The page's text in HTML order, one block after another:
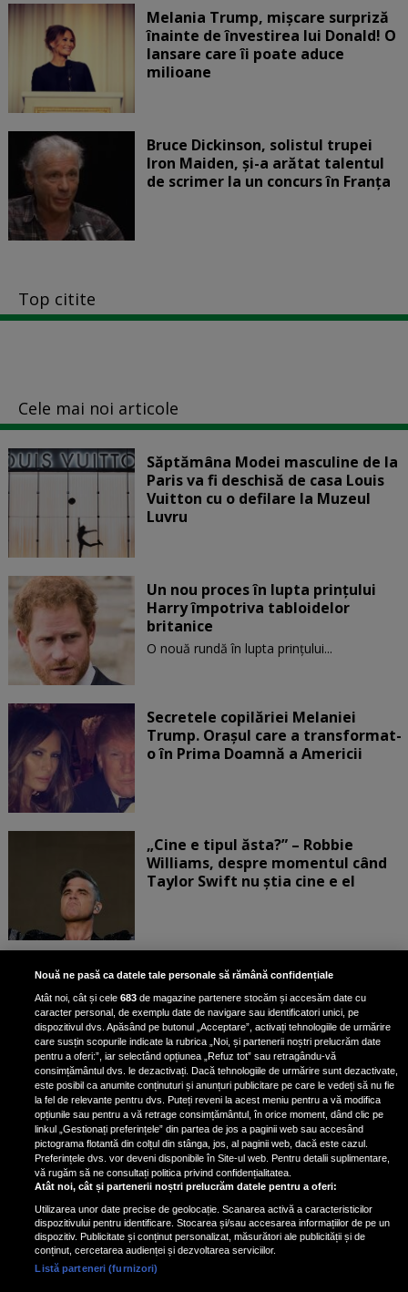
Melania Trump, mișcare surpriză
înainte de învestirea lui Donald! O
lansare care îi poate aduce
milioane
Bruce Dickinson, solistul trupei
Iron Maiden, şi-a arătat talentul
de scrimer la un concurs în Franţa
Top citite
Cele mai noi articole
Săptămâna Modei masculine de la
Paris va fi deschisă de casa Louis
Vuitton cu o defilare la Muzeul
Luvru
Un nou proces în lupta prinţului
Harry împotriva tabloidelor
britanice
O nouă rundă în lupta prinţului...
Secretele copilăriei Melaniei
Trump. Orașul care a transformat-
o în Prima Doamnă a Americii
„Cine e tipul ăsta?” – Robbie
Williams, despre momentul când
Taylor Swift nu știa cine e el
Bruce Dickinson, solistul trupei
Iron Maiden, şi-a arătat talentul
de scrimer la un concurs în Franţa
Nicki Minaj, acuzată de agresiune
de fostul manager: Detalii șocante
din proces
Nicki Minaj le-a lăudat pe...
Nouă ne pasă ca datele tale personale să rămână confidențiale
Atât noi, cât și cele683 de magazine partenere stocăm și accesăm date cu
caracter personal, de exemplu date de navigare sau identificatori unici, pe
dispozitivul dvs. Apăsând pe butonul „Acceptare”, activați tehnologiile de urmărire
care susțin scopurile indicate la rubrica „Noi, și partenerii noștri prelucrăm date
pentru a oferi:”, iar selectând opțiunea „Refuz tot” sau retragându-vă
consimțământul dvs. le dezactivați. Dacă tehnologiile de urmărire sunt dezactivate,
este posibil ca anumite conținuturi și anunțuri publicitare pe care le vedeți să nu fie
la fel de relevante pentru dvs. Puteți reveni la acest meniu pentru a vă modifica
opțiunile sau pentru a vă retrage consimțământul, în orice moment, dând clic pe
linkul „Gestionați preferințele” din partea de jos a paginii web sau accesând
pictograma flotantă din colțul din stânga, jos, al paginii web, dacă este cazul.
Preferințele dvs. vor deveni disponibile în Site-ul web. Pentru detalii suplimentare,
vă rugăm să ne consultați politica privind confidențialitatea.
Atât noi, cât și partenerii noștri prelucrăm datele pentru a oferi:
Utilizarea unor date precise de geolocație. Scanarea activă a caracteristicilor
dispozitivului pentru identificare. Stocarea și/sau accesarea informațiilor de pe un
dispozitiv. Publicitate și conținut personalizat, măsurători ale publicității și de
conținut, cercetarea audienței și dezvoltarea serviciilor.
Listă parteneri (furnizori)